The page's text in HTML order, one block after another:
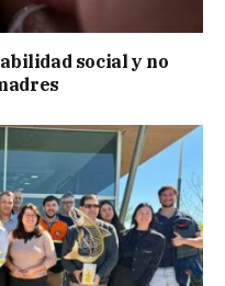
social y no